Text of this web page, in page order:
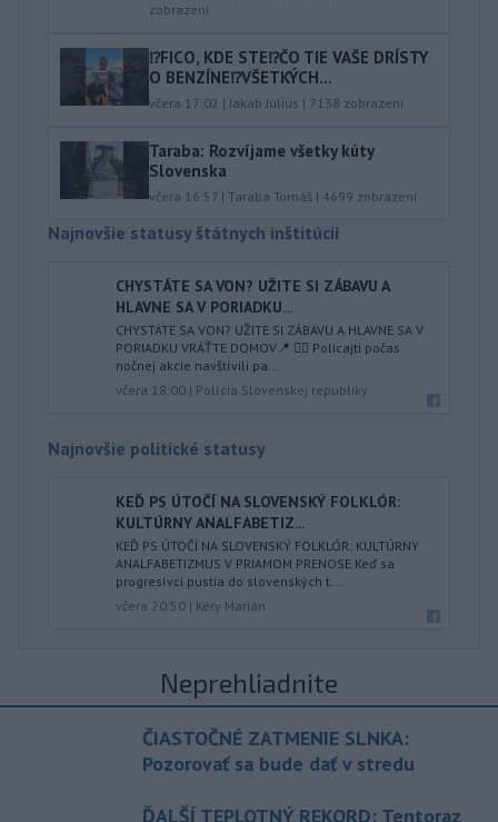
zobrazení
⁉️FICO, KDE STE⁉️ČO TIE VAŠE DRÍSTY
O BENZÍNE⁉️VŠETKÝCH...
včera 17:02 |Jakab Július | 7138 zobrazení
Taraba: Rozvíjame všetky kúty
Slovenska
včera 16:57 | Taraba Tomáš | 4699 zobrazení
Najnovšie statusy štátnych inštitúcií
CHYSTÁTE SA VON? UŽITE SI ZÁBAVU A
HLAVNE SA V PORIADKU...
CHYSTÁTE SA VON? UŽITE SI ZÁBAVU A HLAVNE SA V
PORIADKU VRÁŤTE DOMOV📍 👮‍♂️ Policajti počas
nočnej akcie navštívili pa...
včera 18:00 | Polícia Slovenskej republiky
Najnovšie politické statusy
KEĎ PS ÚTOČÍ NA SLOVENSKÝ FOLKLÓR:
KULTÚRNY ANALFABETIZ...
KEĎ PS ÚTOČÍ NA SLOVENSKÝ FOLKLÓR: KULTÚRNY
ANALFABETIZMUS V PRIAMOM PRENOSE Keď sa
progresívci pustia do slovenských t...
včera 20:50 | Kéry Marián
Neprehliadnite
ČIASTOČNÉ ZATMENIE SLNKA:
Pozorovať sa bude dať v stredu
ĎALŠÍ TEPLOTNÝ REKORD: Tentoraz